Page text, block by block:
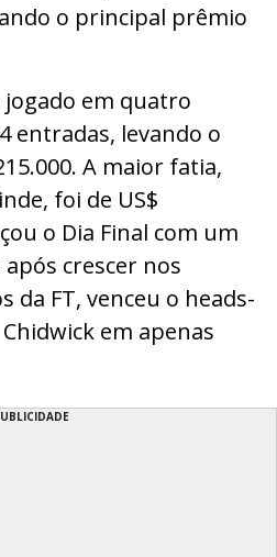
o principal prêmio
em quatro
entradas, levando o
A maior fatia,
foi de US$
o Dia Final com um
crescer nos
da FT, venceu o heads-
em apenas